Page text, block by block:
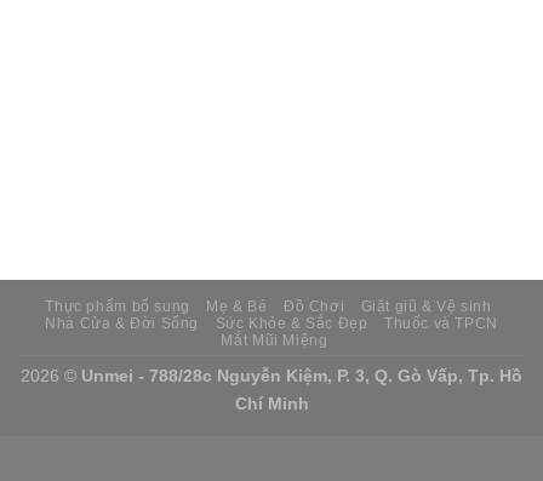
Thực phẩm bổ sung Mẹ & Bé Đồ Chơi
Giặt giũ & Vệ sinh
Nhà Cửa & Đời Sống
Sức Khỏe & Sắc Đẹp
Thuốc và TPCN
Mắt Mũi Miệng
2026 © Unmei - 788/28c Nguyễn Kiệm, P. 3, Q. Gò Vấp, Tp. Hồ
Chí Minh